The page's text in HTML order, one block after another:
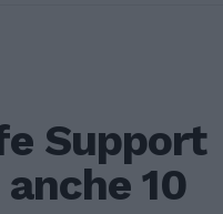
Support
10